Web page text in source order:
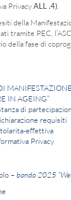
Privacy ALL .4)
della
tramite PEC,
della fase di
IN AGEING”
di
requisiti
effettiva
Privacy
– bando 2025